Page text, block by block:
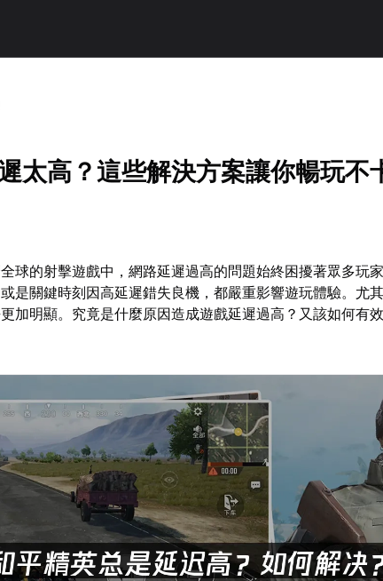
太高？這些解決方案讓你暢玩不
球的射擊遊戲中，網路延遲過高的問題始終困擾著眾多玩
是關鍵時刻因高延遲錯失良機，都嚴重影響遊玩體驗。尤
加明顯。究竟是什麼原因造成遊戲延遲過高？又該如何有